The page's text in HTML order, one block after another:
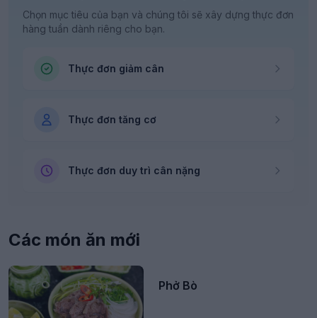
Chọn mục tiêu của bạn và chúng tôi sẽ xây dựng thực đơn
hàng tuần dành riêng cho bạn.
Thực đơn giảm cân
Thực đơn tăng cơ
Thực đơn duy trì cân nặng
Các món ăn mới
Phở Bò